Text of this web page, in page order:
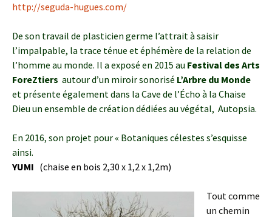
http://seguda-hugues.com/
De son travail de plasticien germe l’attrait à saisir
l’impalpable, la trace ténue et éphémère de la relation de
l’homme au monde. Il a exposé en 2015 au Festival des Arts
ForeZtiers autour d’un miroir sonorisé L’Arbre du Monde
et présente également dans la Cave de l’Écho à la Chaise
Dieu un ensemble de création dédiées au végétal, Autopsia.
En 2016, son projet pour « Botaniques célestes s’esquisse
ainsi.
YUMI (chaise en bois 2,30 x 1,2 x 1,2m)
Tout comme
un chemin